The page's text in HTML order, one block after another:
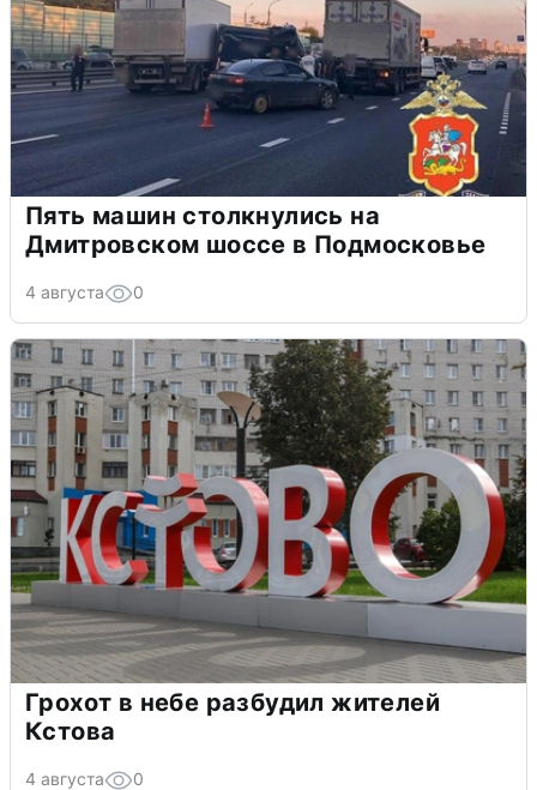
Пять машин столкнулись на
Дмитровском шоссе в Подмосковье
4 августа 0
Грохот в небе разбудил жителей
Кстова
4 августа 0